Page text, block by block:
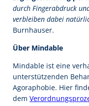
durch Fingerabdruck
verbleiben dabei
Burnhauser.
Über Mindable
Mindable ist eine
unterstützenden
Agoraphobie. Hier
dem